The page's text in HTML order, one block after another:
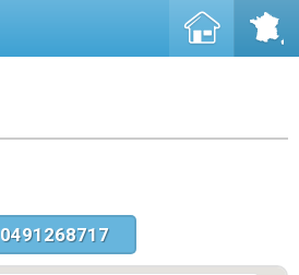
0491268717